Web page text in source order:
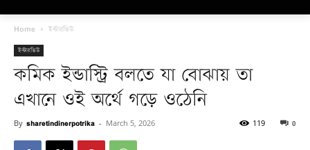
Home ইন্টারভিউ
ইন্টারভিউ
কমিক ইন্ডাস্ট্রি বলতে যা বোঝায় তা
এখানে ওই অর্থে গড়ে ওঠেনি
By sharetindinerpotrika - March 5, 2026 0
119